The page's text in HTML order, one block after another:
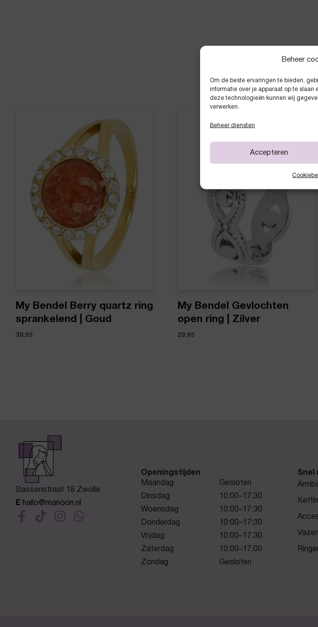
Beheer
Om de beste ervaringen te bieden,
informatie over je apparaat op te slaan
deze technologieën kunnen wij
verwerken.
Beheer diensten
Accepteren
My Bendel Berry quartz ring
sprankelend | Goud
39,95
My Bendel Gevlochten
open ring | Zilver
29,95
Sassenstraat 18 Zwolle
E hallo@manoon.nl
Openingstijden
Maandag
Gesloten
Dinsdag
10:00–17:30
Woensdag
10:00–17:30
Donderdag
10:00–17:30
Vrijdag
10:00–17.30
Zaterdag
10:00–17:00
Zondag
Gesloten
Snel
Vazen